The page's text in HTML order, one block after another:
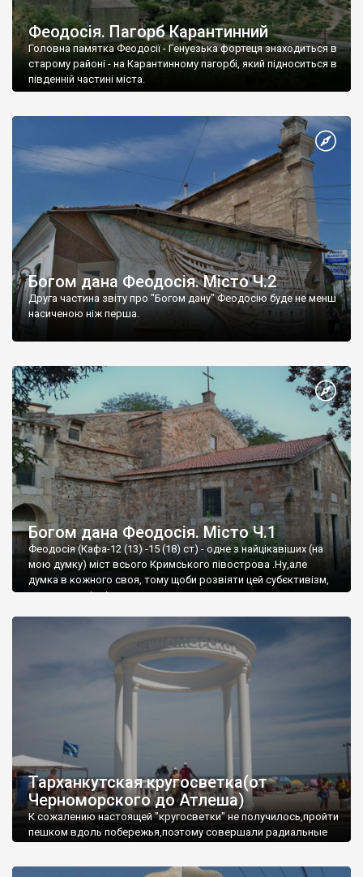
Феодосія. Пагорб Карантинний
Головна памятка Феодосії - Генуезька фортеця знаходиться в
старому районі - на Карантинному пагорбі, який підноситься в
південній частині міста.
Богом дана Феодосія. Місто Ч.2
Друга частина звіту про "Богом дану" Феодосію буде не менш
насиченою ніж перша.
Богом дана Феодосія. Місто Ч.1
Феодосія (Кафа-12 (13) -15 (18) ст) - одне з найцікавіших (на
мою думку) міст всього Кримського півострова .Ну,але
думка в кожного своя, тому щоби розвіяти цей субєктивізм,
запрошую відвідати це
Тарханкутская кругосветка(от
Черноморского до Атлеша)
К сожалению настоящей "кругосветки" не получилось,пройти
пешком вдоль побережья,поэтому совершали радиальные